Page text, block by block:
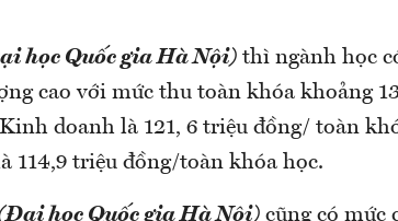
học Quốc gia Hà Nội) thì ngành học
cao với mức thu toàn khóa khoảng
doanh là 121, 6 triệu đồng/ toàn
114,9 triệu đồng/toàn khóa học.
học Quốc gia Hà Nội) cũng có mức